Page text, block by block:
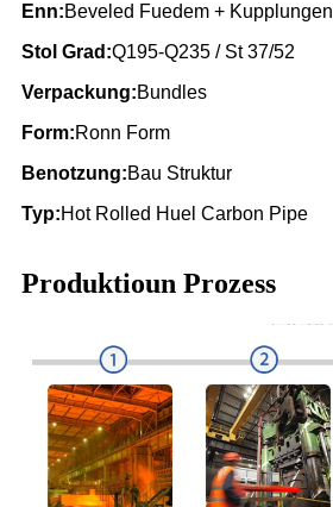
Enn:Beveled Fuedem + Kupplungen
Stol Grad:Q195-Q235 / St 37/52
Verpackung:Bundles
Form:Ronn Form
Benotzung:Bau Struktur
Typ:Hot Rolled Huel Carbon Pipe
Produktioun Prozess